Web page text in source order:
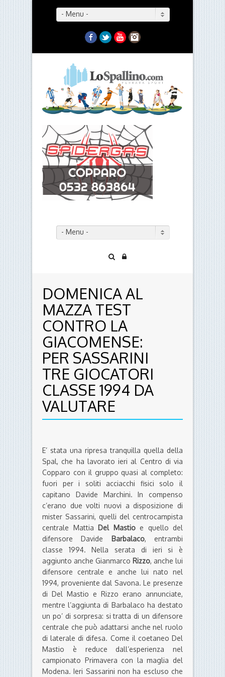
- Menu -
Facebook
TwitterYouTubeInstagram
- Menu -
DOMENICA AL
MAZZA TEST
CONTRO LA
GIACOMENSE:
PER SASSARINI
TRE GIOCATORI
CLASSE 1994 DA
VALUTARE
E’ stata una ripresa tranquilla quella della
Spal, che ha lavorato ieri al Centro di via
Copparo con il gruppo quasi al completo:
fuori per i soliti acciacchi fisici solo il
capitano Davide Marchini. In compenso
c’erano due volti nuovi a disposizione di
mister Sassarini, quelli del centrocampista
centrale Mattia Del Mastioe quello del
difensore Davide Barbalaco, entrambi
classe 1994. Nella serata di ieri si è
aggiunto anche Gianmarco Rizzo, anche lui
difensore centrale e anche lui nato nel
1994, proveniente dal Savona. Le presenze
di Del Mastio e Rizzo erano annunciate,
mentre l’aggiunta di Barbalaco ha destato
un po’ di sorpresa: si tratta di un difensore
centrale che può adattarsi anche nel ruolo
di laterale di difesa. Come il coetaneo Del
Mastio è reduce dall’esperienza nel
campionato Primavera con la maglia del
Modena. Ieri Sassarini non ha escluso che